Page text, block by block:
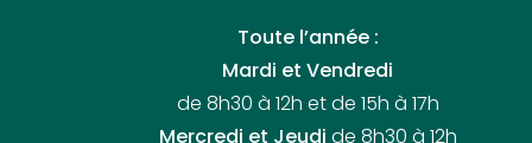
Toute l’année :
Mardi et Vendredi
de 8h30 à 12h et de 15h à 17h
Mercredi et Jeudi de 8h30 à 12h